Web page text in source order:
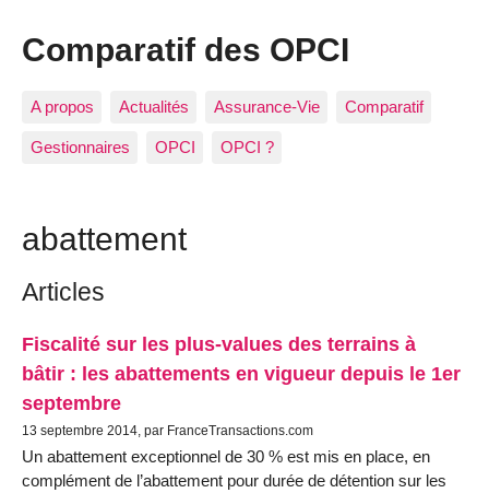
Comparatif des OPCI
A propos Actualités Assurance-Vie Comparatif
Gestionnaires OPCI OPCI ?
abattement
Articles
Fiscalité sur les plus-values des terrains à
bâtir : les abattements en vigueur depuis le 1er
septembre
13 septembre 2014, par FranceTransactions.com
Un abattement exceptionnel de 30 % est mis en place, en
complément de l’abattement pour durée de détention sur les